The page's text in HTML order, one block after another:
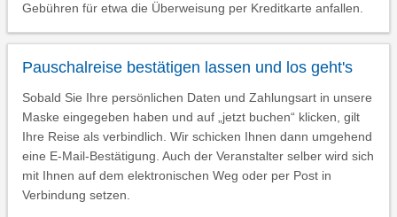
Gebühren für etwa die Überweisung per Kreditkarte anfallen.
Pauschalreise bestätigen lassen und los geht's
Sobald Sie Ihre persönlichen Daten und Zahlungsart in unsere
Maske eingegeben haben und auf „jetzt buchen“ klicken, gilt
Ihre Reise als verbindlich. Wir schicken Ihnen dann umgehend
eine E-Mail-Bestätigung. Auch der Veranstalter selber wird sich
mit Ihnen auf dem elektronischen Weg oder per Post in
Verbindung setzen.